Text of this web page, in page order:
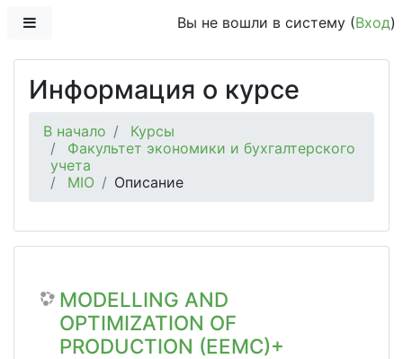
Вы не вошли в систему (Вход)
Информация о курсе
В начало
Курсы
Факультет экономики и бухгалтерского
учета
MIO
Описание
MODELLING AND
OPTIMIZATION OF
PRODUCTION (EEMC)+